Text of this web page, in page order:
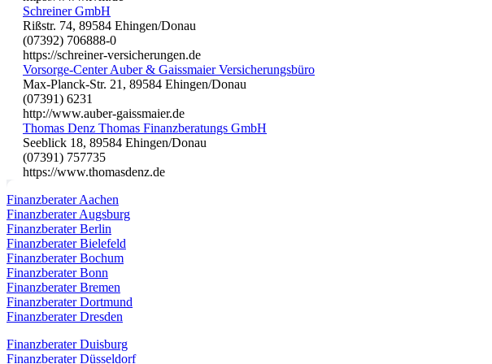
Schreiner GmbH
Rißstr. 74, 89584 Ehingen/Donau
(07392) 706888-0
https://schreiner-versicherungen.de
Vorsorge-Center Auber & Gaissmaier Versicherungsbüro
Max-Planck-Str. 21, 89584 Ehingen/Donau
(07391) 6231
http://www.auber-gaissmaier.de
Thomas Denz Thomas Finanzberatungs GmbH
Seeblick 18, 89584 Ehingen/Donau
(07391) 757735
https://www.thomasdenz.de
Finanzberater Aachen
Finanzberater Augsburg
Finanzberater Berlin
Finanzberater Bielefeld
Finanzberater Bochum
Finanzberater Bonn
Finanzberater Bremen
Finanzberater Dortmund
Finanzberater Dresden
Finanzberater Duisburg
Finanzberater Düsseldorf